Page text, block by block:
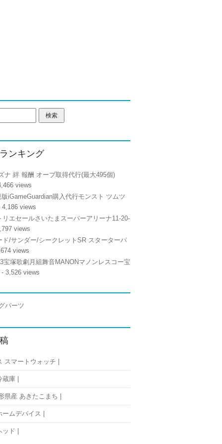
ンキング
ナ 絆 報酬 オーブ取得代行(最大495個)
views
iGameGuardian購入代行モンスト ツムツ
4,186 views
リエセールさいたまスーパーアリーナ11-20-
views
ド/サンダー/シークレットSR スターターパ
views
宝塚歌劇月組舞音MANONマノンレスコー宝
- 3,526 views
スマートウォッチ |
庫 |
県産 あきたこまち |
ムデバイス |
ド |